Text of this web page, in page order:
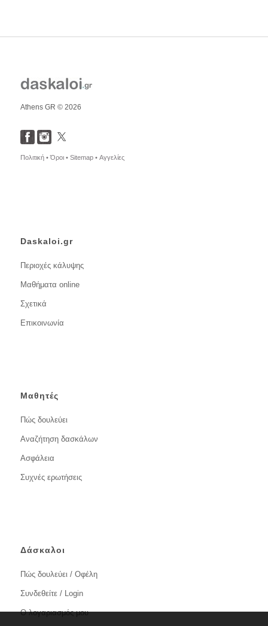
Athens GR © 2026
Πολιτική •Όροι • Sitemap • Αγγελίες
Daskaloi.gr
Περιοχές κάλυψης
Μαθήματα online
Σχετικά
Επικοινωνία
Μαθητές
Πώς δουλεύει
Αναζήτηση δασκάλων
Ασφάλεια
Συχνές ερωτήσεις
Δάσκαλοι
Πώς δουλεύει / Οφέλη
Συνδεθείτε / Login
Ο λογαριασμός μου